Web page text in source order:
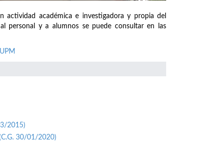
actividad académica e investigadora y propia del
personal y a alumnos se puede consultar en las
UPM
2015)
30/01/2020)